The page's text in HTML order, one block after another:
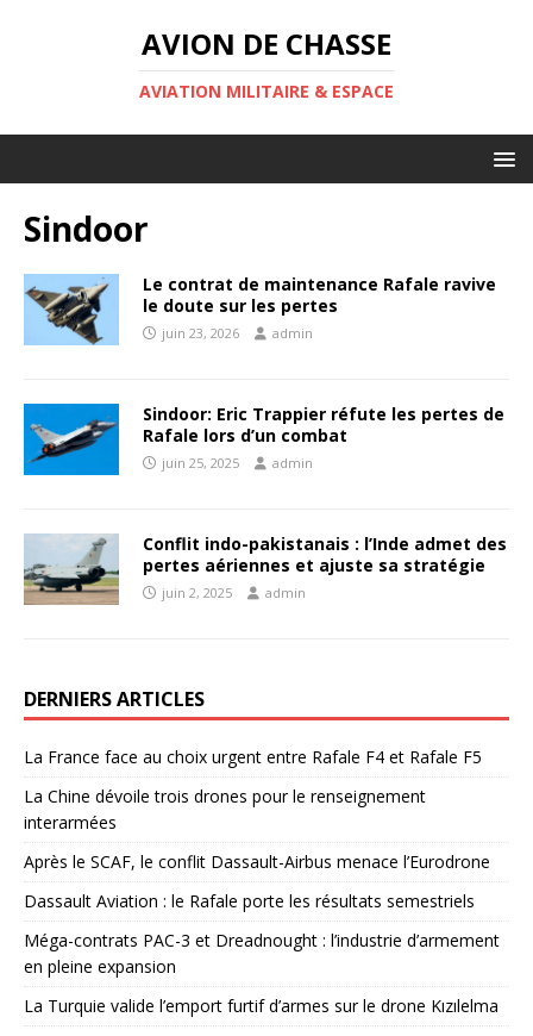
AVION DE CHASSE
AVIATION MILITAIRE & ESPACE
Sindoor
Le contrat de maintenance Rafale ravive
le doute sur les pertes
juin 23, 2026 admin
Sindoor: Eric Trappier réfute les pertes de
Rafale lors d’un combat
juin 25, 2025 admin
Conflit indo-pakistanais : l’Inde admet des
pertes aériennes et ajuste sa stratégie
juin 2, 2025 admin
DERNIERS ARTICLES
La France face au choix urgent entre Rafale F4 et Rafale F5
La Chine dévoile trois drones pour le renseignement
interarmées
Après le SCAF, le conflit Dassault-Airbus menace l’Eurodrone
Dassault Aviation : le Rafale porte les résultats semestriels
Méga-contrats PAC-3 et Dreadnought : l’industrie d’armement
en pleine expansion
La Turquie valide l’emport furtif d’armes sur le drone Kızılelma